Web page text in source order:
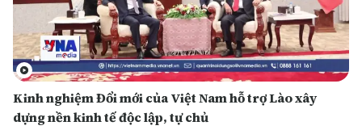
Kinh nghiệm Đổi mới của Việt Nam hỗ trợ Lào xây
dựng nền kinh tế độc lập, tự chủ